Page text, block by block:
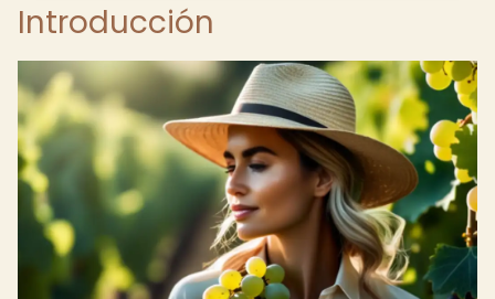
Introducción